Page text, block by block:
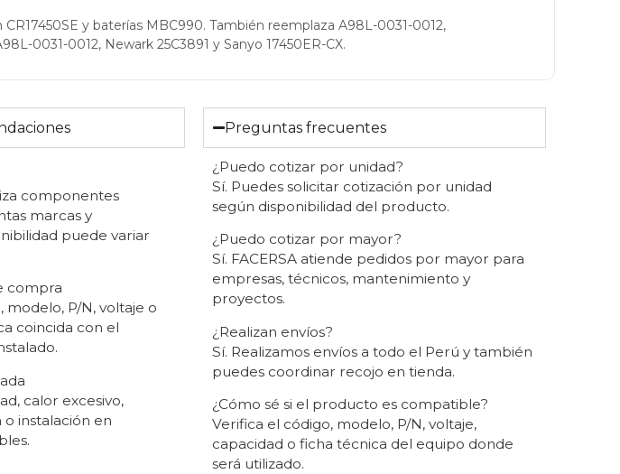
y baterías MBC990. También reemplaza A98L-0031-0012,
0031-0012, Newark 25C3891 y Sanyo 17450ER-CX.
componentes
marcas y
puede variar
compra
modelo, P/N, voltaje o
coincida con el
calor excesivo,
instalación en
Preguntas frecuentes
¿Puedo cotizar por unidad?
Sí. Puedes solicitar cotización por unidad
según disponibilidad del producto.
¿Puedo cotizar por mayor?
Sí. FACERSA atiende pedidos por mayor para
empresas, técnicos, mantenimiento y
proyectos.
¿Realizan envíos?
Sí. Realizamos envíos a todo el Perú y también
puedes coordinar recojo en tienda.
¿Cómo sé si el producto es compatible?
Verifica el código, modelo, P/N, voltaje,
capacidad o ficha técnica del equipo donde
será utilizado.